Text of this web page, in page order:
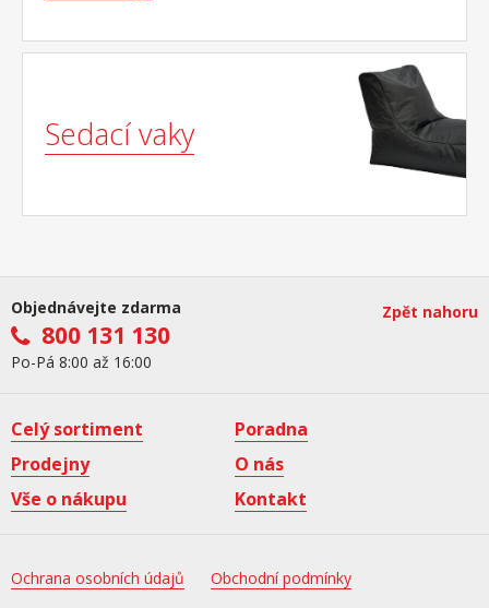
Sedací vaky
Objednávejte zdarma
800 131 130
Po-Pá 8:00 až 16:00
Zpět nahoru
Celý sortiment
Poradna
Prodejny
O nás
Vše o nákupu
Kontakt
Ochrana osobních údajů Obchodní podmínky